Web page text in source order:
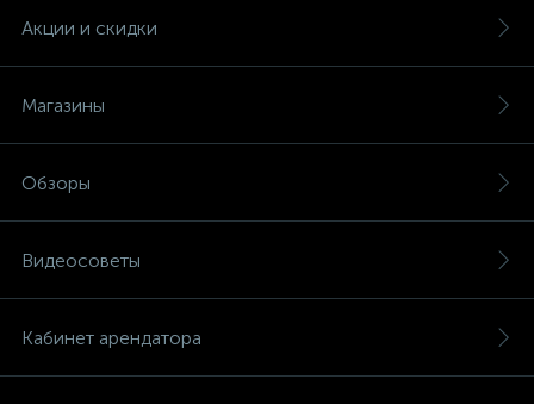
Акции и скидки
Магазины
Обзоры
Видеосоветы
Кабинет арендатора